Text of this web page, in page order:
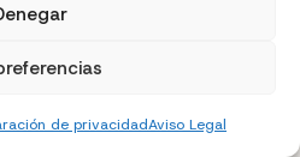
de privacidadAviso Legal
Política de cookies (UE)
Legal